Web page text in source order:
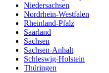
Niedersachsen
Nordrhein-Westfalen
Rheinland-Pfalz
Saarland
Sachsen
Sachsen-Anhalt
Schleswig-Holstein
Thüringen